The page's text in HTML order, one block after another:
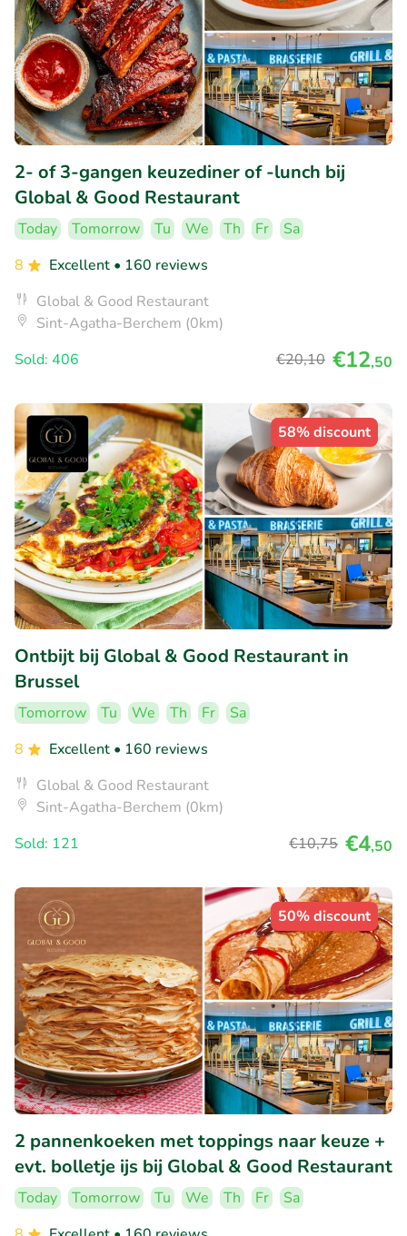
2- of 3-gangen keuzediner of -lunch bij
Global & Good Restaurant
Today Tomorrow Tu We Th Fr
Sa
8
Excellent • 160 reviews
Global & Good Restaurant
Sint-Agatha-Berchem (0km)
Sold: 406
€20,10 €12,50
58% discount
Ontbijt bij Global & Good Restaurant in
Brussel
Tomorrow Tu We Th Fr
Sa
8
Excellent • 160 reviews
Global & Good Restaurant
Sint-Agatha-Berchem (0km)
Sold: 121
€10,75 €4,50
50% discount
2 pannenkoeken met toppings naar keuze +
evt. bolletje ijs bij Global & Good Restaurant
Today Tomorrow Tu We Th Fr
Sa